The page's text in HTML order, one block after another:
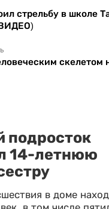
стрельбу в школе
скелетом
подросток
14-летнюю
в доме